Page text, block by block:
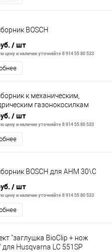
BOSCH
/ шт
цену и наличие уточняйте 8 914 55 80 533
к механическим,
газонокосилкам
/ шт
цену и наличие уточняйте 8 914 55 80 533
BOSCH для AHM 30\С
/ шт
цену и наличие уточняйте 8 914 55 80 533
"заглушка BioClip + нож
для Husqvarna LC 551SP